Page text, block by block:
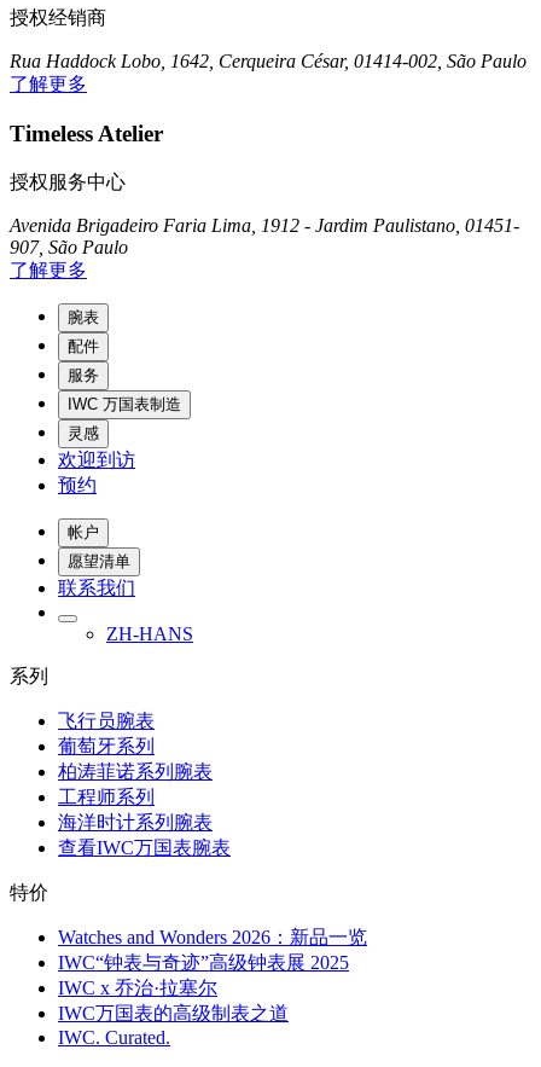
授权经销商
Rua Haddock Lobo, 1642, Cerqueira César, 01414-002, São Paulo
了解更多
Timeless Atelier
授权服务中心
Avenida Brigadeiro Faria Lima, 1912 - Jardim Paulistano, 01451-
907, São Paulo
了解更多
腕表
配件
服务
IWC 万国表制造
灵感
欢迎到访
预约
帐户
愿望清单
联系我们
ZH-HANS
系列
飞行员腕表
葡萄牙系列
柏涛菲诺系列腕表
工程师系列
海洋时计系列腕表
查看IWC万国表腕表
特价
Watches and Wonders 2026：新品一览
IWC“钟表与奇迹”高级钟表展 2025
IWC x 乔治·拉塞尔
IWC万国表的高级制表之道
IWC. Curated.